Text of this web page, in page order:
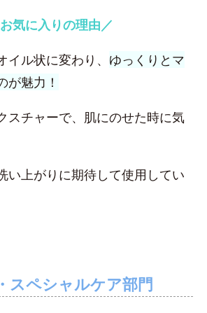
気に入りの理由／
イル状に変わり、 ゆっくりとマ
が魅力！
スチャーで、肌にのせた時に気
い上がりに期待して使用してい
スペシャルケア部門